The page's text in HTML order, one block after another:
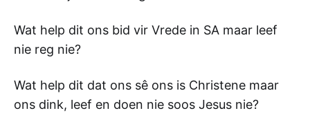
Wat help dit ons bid vir Vrede in SA maar leef
nie reg nie?
Wat help dit dat ons sê ons is Christene maar
ons dink, leef en doen nie soos Jesus nie?